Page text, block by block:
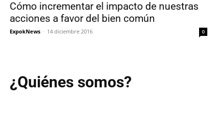
Cómo incrementar el impacto de nuestras
acciones a favor del bien común
ExpokNews - 14 diciembre 2016 0
¿Quiénes somos?